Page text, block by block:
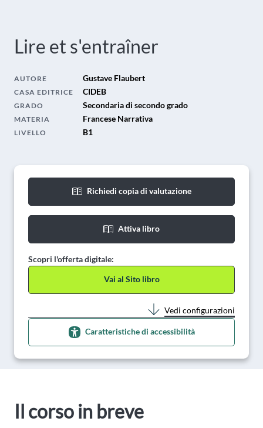
Lire et s'entraîner
AUTORE Gustave Flaubert
CASA EDITRICE CIDEB
GRADO Secondaria di secondo grado
MATERIA Francese Narrativa
LIVELLO B1
Richiedi copia di valutazione
Attiva libro
Scopri l'offerta digitale:
Vai al Sito libro
Vedi configurazioni
Caratteristiche di accessibilità
Il corso in breve